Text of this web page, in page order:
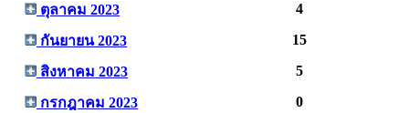
ตุลาคม 2023 4
กันยายน 2023 15
สิงหาคม 2023 5
กรกฎาคม 2023 0